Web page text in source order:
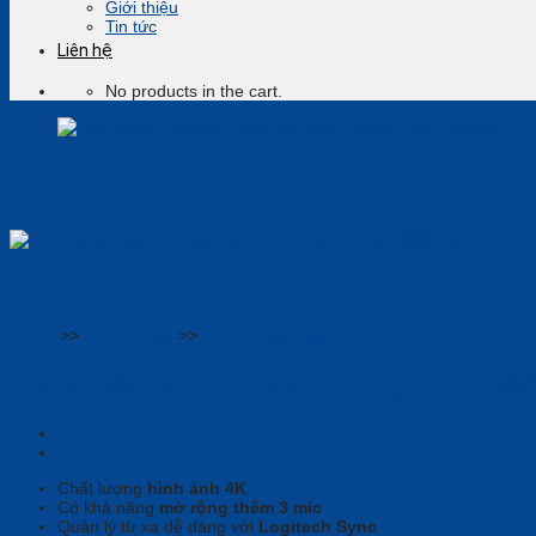
Giới thiệu
Tin tức
Liên hệ
No products in the cart.
>> >>
Chất lượng hình ảnh 4K
Có khả năng mở rộng thêm 3 mic
Quản lý từ xa dễ dàng với Logitech Sync